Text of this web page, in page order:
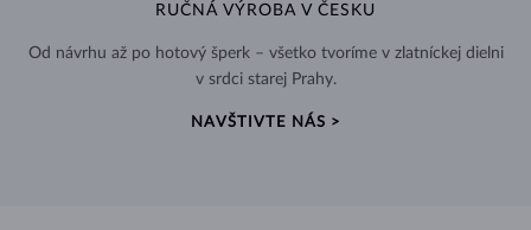
RUČNÁ VÝROBA V ČESKU
Od návrhu až po hotový šperk – všetko tvoríme v zlatníckej dielni
v srdci starej Prahy.
NAVŠTIVTE NÁS >